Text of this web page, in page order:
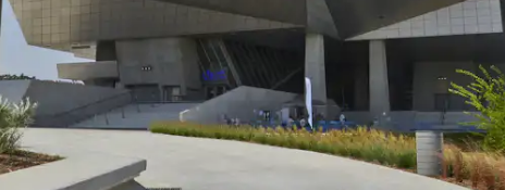
ja opastetut retket Retket Elämyksiä paikallisille